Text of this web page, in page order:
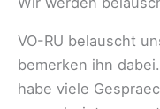
VO-RU belauscht
bemerken ihn
habe viele